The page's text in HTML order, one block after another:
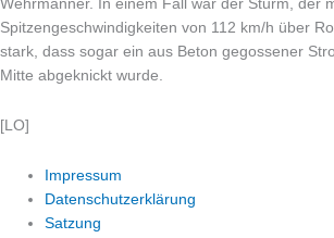
Wehrmänner. In einem Fall war der Sturm, der
Spitzengeschwindigkeiten von 112 km/h über
stark, dass sogar ein aus Beton gegossener
Mitte abgeknickt wurde.
[LO]
Impressum
Datenschutzerklärung
Satzung